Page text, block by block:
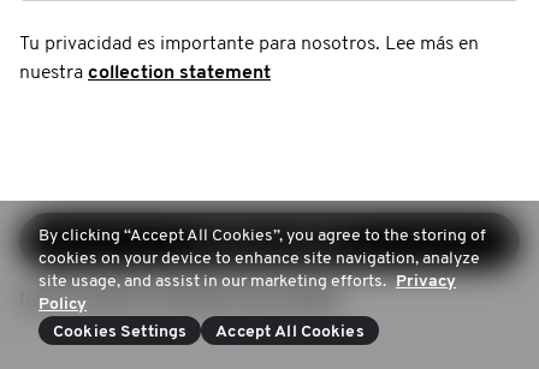
Tu privacidad es importante para nosotros. Lee más en
nuestra collection statement
Continuar registro
Iniciar sesión (Ya tienes una cuenta)
By clicking “Accept All Cookies”, you agree to the storing of
cookies on your device to enhance site navigation, analyze
site usage, and assist in our marketing efforts. Privacy
Policy
Cookies Settings
Accept All Cookies